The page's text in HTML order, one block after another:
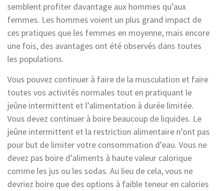
semblent profiter davantage aux hommes qu’aux
femmes. Les hommes voient un plus grand impact de
ces pratiques que les femmes en moyenne, mais encore
une fois, des avantages ont été observés dans toutes
les populations.
Vous pouvez continuer à faire de la musculation et faire
toutes vos activités normales tout en pratiquant le
jeûne intermittent et l’alimentation à durée limitée.
Vous devez continuer à boire beaucoup de liquides. Le
jeûne intermittent et la restriction alimentaire n’ont pas
pour but de limiter votre consommation d’eau. Vous ne
devez pas boire d’aliments à haute valeur calorique
comme les jus ou les sodas. Au lieu de cela, vous ne
devriez boire que des options à faible teneur en calories